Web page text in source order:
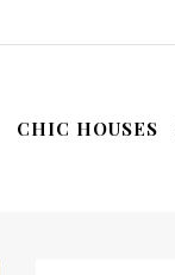
CHIC HOUSES